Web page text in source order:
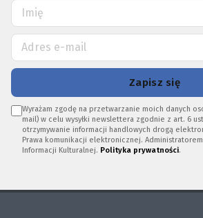
Zapisz się
Wyrażam zgodę na przetwarzanie moich danych
mail) w celu wysyłki newslettera zgodnie z art. 6
otrzymywanie informacji handlowych drogą
Prawa komunikacji elektronicznej.
Informacji Kulturalnej. Polityka prywatności.